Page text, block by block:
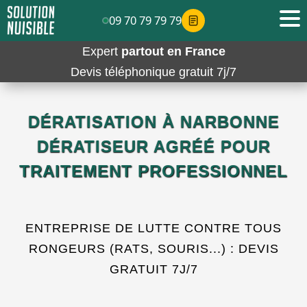
Expert partout en France
Devis téléphonique gratuit 7j/7
DÉRATISATION À NARBONNE
DÉRATISEUR AGRÉÉ POUR
TRAITEMENT PROFESSIONNEL
ENTREPRISE DE LUTTE CONTRE TOUS
RONGEURS (RATS, SOURIS...) : DEVIS
GRATUIT 7J/7
09 70 79 79 79